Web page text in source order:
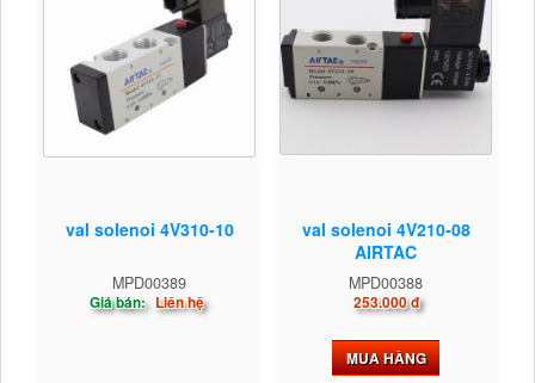
val solenoi 4V310-10
MPD00389
Giá bán: Liên hệ
val solenoi 4V210-08
AIRTAC
MPD00388
253.000 đ
MUA HÀNG